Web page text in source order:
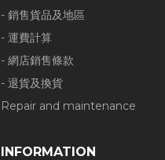
- 銷售貨品及地區
- 運費計算
- 網店銷售條款
- 退貨及換貨
Repair and maintenance
INFORMATION